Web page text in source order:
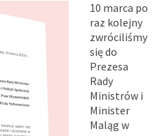
10 marca po
raz kolejny
zwróciliśmy
się do
Prezesa
Rady
Ministrów i
Minister
Maląg w